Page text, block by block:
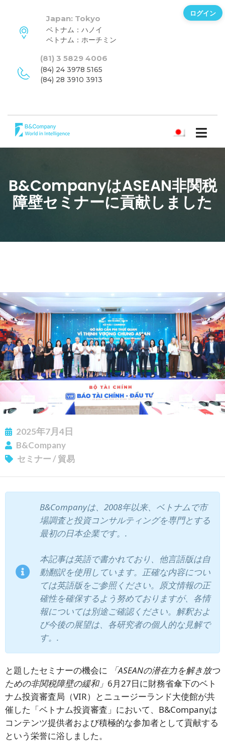
Japan: Tokyo
ベトナム：ハノイ
ベトナム：ホーチミン
(81) 3 5829 4006
(84) 24 3978 5165
(84) 28 3910 3913
日本語
B&CompanyはASEAN非関税
障壁セミナーに貢献しました
2025年7月4日
B&Company
セミナー/貿易
B&Companyは、2008年以来、ベトナムで市
場調査と投資コンサルティングを専門とする
最初の日本企業です。.
本記事は英語で書かれており、他言語版は自
動翻訳を使用しています。正確な内容につい
ては英語版をご参照ください。原文情報の正
確性を確保するよう努めておりますが、各情
報については別途ご確認ください。解釈およ
び今後の展望は、各研究者の個人的な見解で
す。.
と題したセミナーの機会に
「ASEANの潜在力を解き放つ
ための非関税障壁の緩和」 6月27日に財務省傘下のベト
ナム投資審査局（VIR）とニュージーランド大使館が共
催した「ベトナム投資審査」において、B&Companyは
コンテンツ提供者および積極的な参加者として貢献する
という栄誉に浴しました。
ログイン